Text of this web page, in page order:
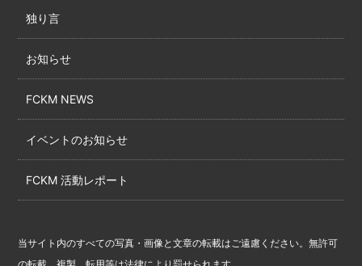
独り言
お知らせ
FCKM NEWS
イベントのお知らせ
FCKM 活動レポート
当サイト内のすべての写真・画像と文章の転載はご遠慮ください。無許可